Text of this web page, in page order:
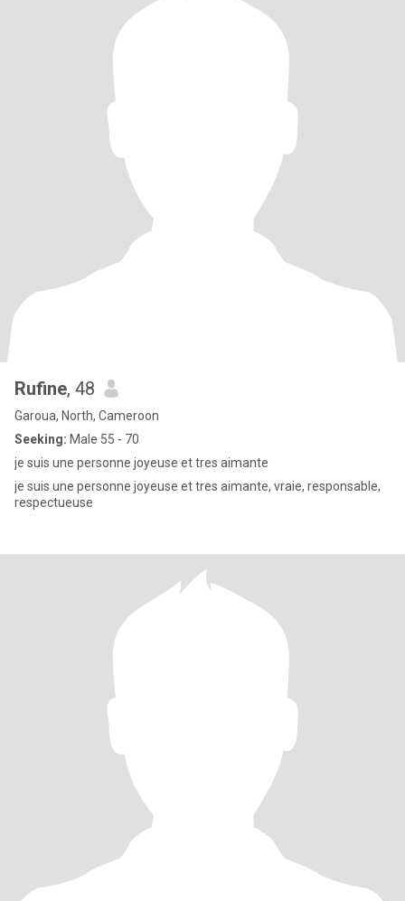
Rufine, 48
Garoua, North, Cameroon
Seeking: Male 55 - 70
je suis une personne joyeuse et tres aimante
je suis une personne joyeuse et tres aimante, vraie, responsable,
respectueuse